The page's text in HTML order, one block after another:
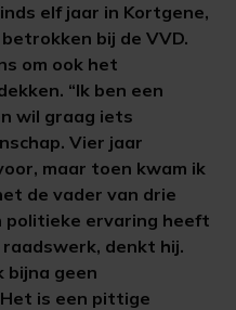
elf jaar in Kortgene,
bij de VVD.
om ook het
“Ik ben een
wil graag iets
Vier jaar
maar toen kwam ik
de vader van drie
politieke ervaring heeft
denkt hij.
bijna geen
is een pittige